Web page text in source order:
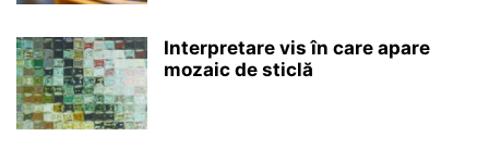
Interpretare vis în care apare
mozaic de sticlă